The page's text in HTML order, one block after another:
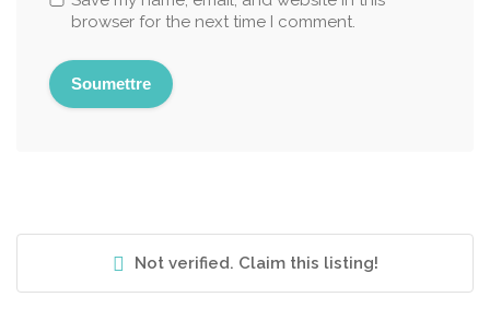
browser for the next time I comment.
Not verified. Claim this listing!